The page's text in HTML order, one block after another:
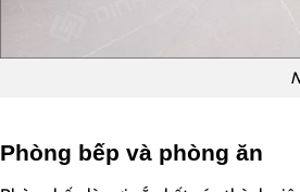
Phòng bếp và phòng ăn